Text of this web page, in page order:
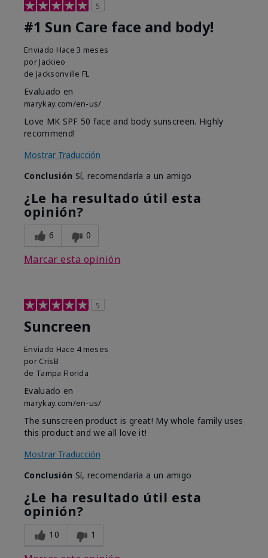
5
#1 Sun Care face and body!
Enviado Hace 3 meses
por Jackieo
de Jacksonville FL
Evaluado en
marykay.com/en-us/
Love MK SPF 50 face and body sunscreen. Highly
recommend!
Mostrar Traducción
Conclusión Sí, recomendaría a un amigo
¿Le ha resultado útil esta
opinión?
6 0
Marcar esta opinión
5
Suncreen
Enviado Hace 4 meses
por CrisB
de Tampa Florida
Evaluado en
marykay.com/en-us/
The sunscreen product is great! My whole family uses
this product and we all love it!
Mostrar Traducción
Conclusión Sí, recomendaría a un amigo
¿Le ha resultado útil esta
opinión?
10 1